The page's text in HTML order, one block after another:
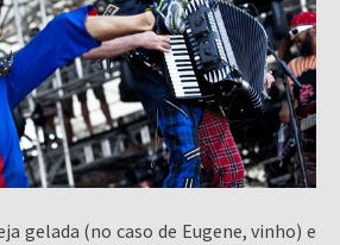
gelada (no caso de Eugene, vinho) e